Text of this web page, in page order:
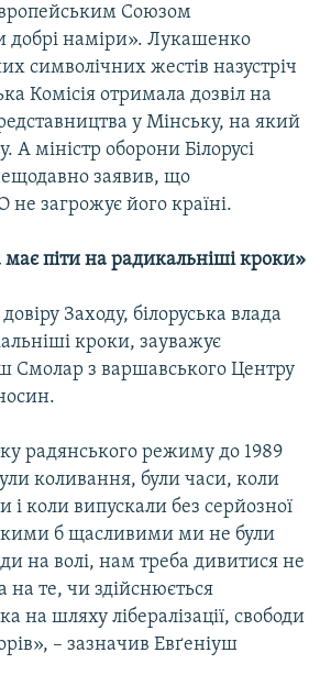
Союзом
добрі наміри». Лукашенко
символічних жестів назустріч
Комісія отримала дозвіл на
у Мінську, на який
А міністр оборони Білорусі
заявив, що
загрожує його країні.
має піти на радикальніші кроки»
Заходу, білоруська влада
кроки, зауважує
Смолар з варшавського Центру
радянського режиму до 1989
коливання, були часи, коли
і коли випускали без серйозної
б щасливими ми не були
на волі, нам треба дивитися не
на те, чи здійснюється
на шляху лібералізації, свободи
– зазначив Евґеніуш